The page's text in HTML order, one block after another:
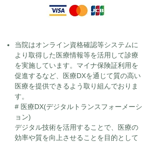
当院はオンライン資格確認等システムに
より取得した医療情報等を活用して診療
を実施しています。マイナ保険証利用を
促進するなど、医療DXを通じて質の高い
医療を提供できるよう取り組んでおりま
す。
# 医療DX(デジタルトランスフォーメーシ
ョン)
デジタル技術を活用することで、医療の
効率や質を向上させることを目的として